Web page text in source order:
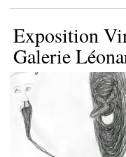
Exposition
Galerie